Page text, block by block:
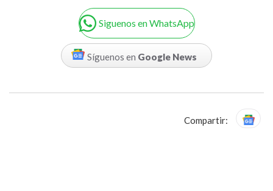
Siguenos en WhatsApp
Síguenos en Google News
Compartir: